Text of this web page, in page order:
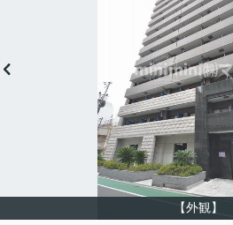
【外観】